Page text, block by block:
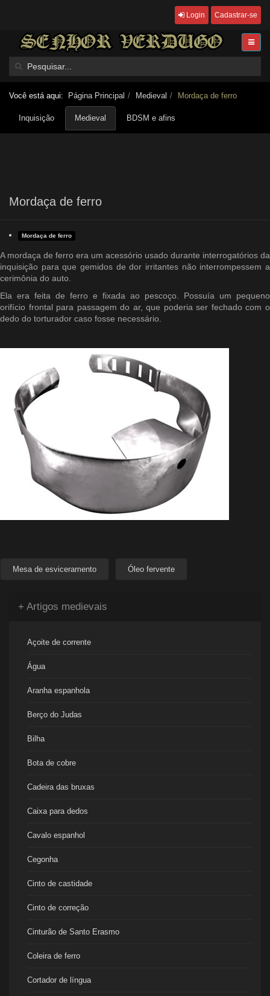
Login Cadastrar-se
Você está aqui: Página Principal Medieval Mordaça de ferro
Inquisição Medieval BDSM e afins
Mordaça de ferro
Mordaça de ferro
A mordaça de ferro era um acessório usado durante interrogatórios da
inquisição para que gemidos de dor irritantes não interrompessem a
cerimônia do auto.
Ela era feita de ferro e fixada ao pescoço. Possuía um pequeno
orifício frontal para passagem do ar, que poderia ser fechado com o
dedo do torturador caso fosse necessário.
Mesa de esviceramento Óleo fervente
+ Artigos medievais
Açoite de corrente
Água
Aranha espanhola
Berço do Judas
Bilha
Bota de cobre
Cadeira das bruxas
Caixa para dedos
Cavalo espanhol
Cegonha
Cinto de castidade
Cinto de correção
Cinturão de Santo Erasmo
Coleira de ferro
Cortador de língua